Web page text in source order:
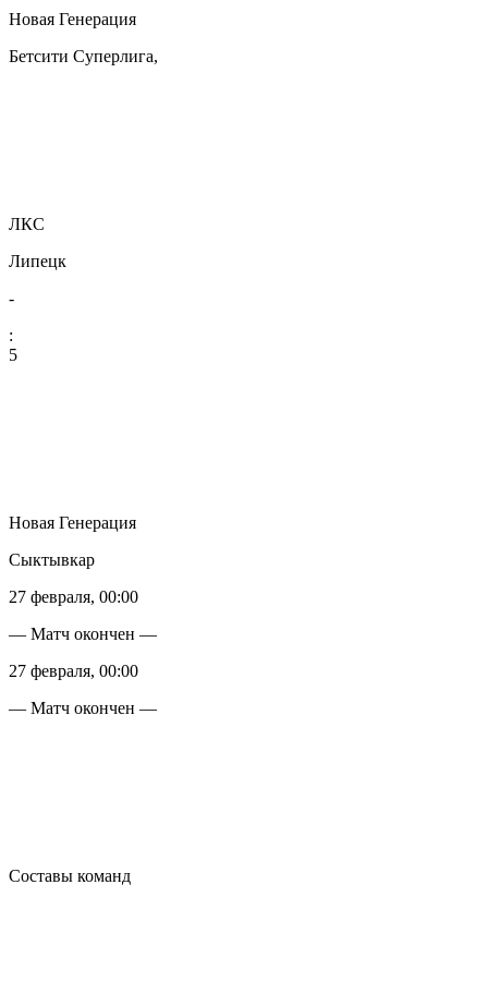
Новая Генерация
Бетсити Суперлига,
ЛКС
Липецк
-
:
5
Новая Генерация
Сыктывкар
27 февраля, 00:00
— Матч окончен —
27 февраля, 00:00
— Матч окончен —
Составы команд